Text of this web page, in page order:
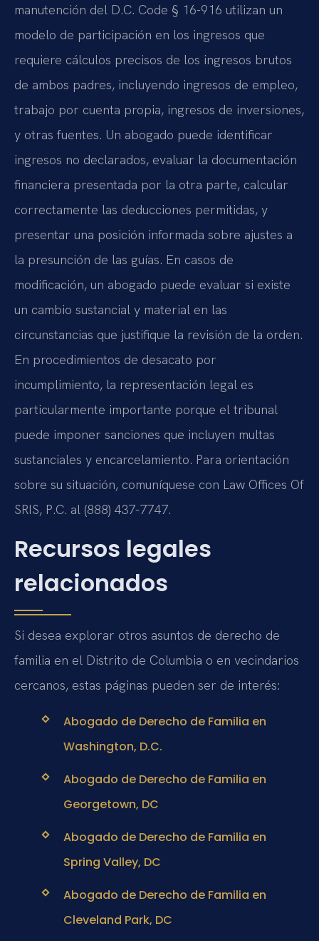
manutención del D.C. Code § 16-916 utilizan un
modelo de participación en los ingresos que
requiere cálculos precisos de los ingresos brutos
de ambos padres, incluyendo ingresos de empleo,
trabajo por cuenta propia, ingresos de inversiones,
y otras fuentes. Un abogado puede identificar
ingresos no declarados, evaluar la documentación
financiera presentada por la otra parte, calcular
correctamente las deducciones permitidas, y
presentar una posición informada sobre ajustes a
la presunción de las guías. En casos de
modificación, un abogado puede evaluar si existe
un cambio sustancial y material en las
circunstancias que justifique la revisión de la orden.
En procedimientos de desacato por
incumplimiento, la representación legal es
particularmente importante porque el tribunal
puede imponer sanciones que incluyen multas
sustanciales y encarcelamiento. Para orientación
sobre su situación, comuníquese con Law Offices Of
SRIS, P.C. al (888) 437-7747.
Recursos legales
relacionados
Si desea explorar otros asuntos de derecho de
familia en el Distrito de Columbia o en vecindarios
cercanos, estas páginas pueden ser de interés:
Abogado de Derecho de Familia en
Washington, D.C.
Abogado de Derecho de Familia en
Georgetown, DC
Abogado de Derecho de Familia en
Spring Valley, DC
Abogado de Derecho de Familia en
Cleveland Park, DC